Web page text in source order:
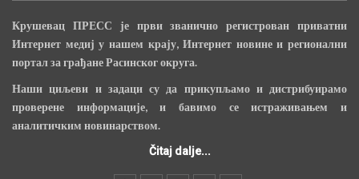
Крушевац ПРЕСС је први званично регистрован приватни
Интернет медиј у нашем крају, Интернет новине и регионални
портал за грађане Расинског округа.
Наши циљеви и задаци су да прикупљамо и дистрибуирамо
проверене информације, и бавимо се истраживањем и
аналитичким новинарством.
Čitaj dalje...